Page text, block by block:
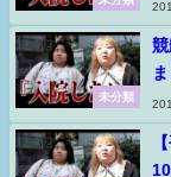
未分類